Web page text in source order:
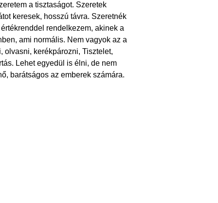
a tisztaságot. Szeretek
keresek, hosszú távra. Szeretnék
rendelkezem, akinek a
ami normális. Nem vagyok az a
olvasni, kerékpározni, Tisztelet,
Lehet egyedül is élni, de nem
barátságos az emberek számára.